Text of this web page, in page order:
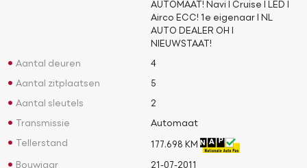
AUTOMAAT! Navi l Cruise l LED l
Airco ECC! 1e eigenaar l NL
AUTO DEALER OH l
NIEUWSTAAT!
Aantal deuren 4
Aantal zitplaatsen 5
Aantal sleutels 2
Transmissie Automaat
Tellerstand 177.698 KM
Bouwjaar 21-07-2011